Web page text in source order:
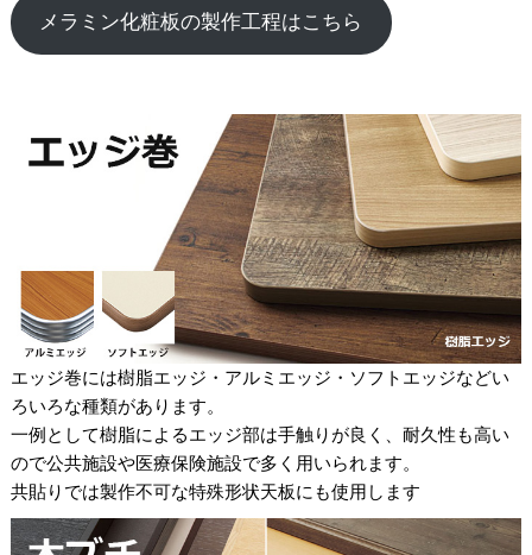
メラミン化粧板の製作工程はこちら
エッジ巻には樹脂エッジ・アルミエッジ・ソフトエッジなどい
ろいろな種類があります。
一例として樹脂によるエッジ部は手触りが良く、耐久性も高い
ので公共施設や医療保険施設で多く用いられます。
共貼りでは製作不可な特殊形状天板にも使用します